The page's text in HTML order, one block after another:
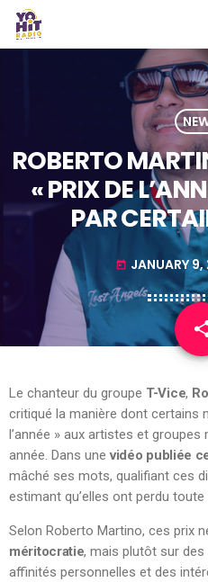
ROBERTO
« PRIX DE
PAR
today JANUARY
Le chanteur du groupe T-Vice,
critiqué la manière dont certains
l’année » aux artistes et
année. Dans unevidéo publiée
mâché ses mots, qualifiant ces
estimant qu’elles ont perdu toute
Selon Roberto Martino, ces prix
méritocratie, mais plutôt sur des
affinités personnelles et des